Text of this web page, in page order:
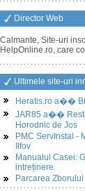
Director Web
Calmante, Site-uri
HelpOnline.ro, care
Ultimele site-uri
Heratis.ro a��
JAR85 a��
Horodnic de Jos
PMC ServInstal -
Ilfov
Manualul Casei:
intreținere
Parcarea Zborului